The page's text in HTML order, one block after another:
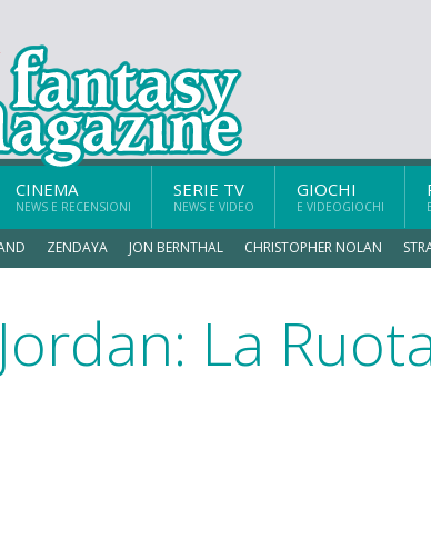
CINEMA
NEWS E RECENSIONI
SERIE TV
NEWS E VIDEO
GIOCHI
E VIDEOGIOCHI
ZENDAYA JON BERNTHAL CHRISTOPHER NOLAN
La